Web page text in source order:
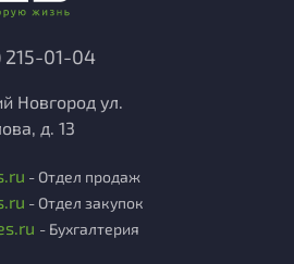
215-01-04
Новгород ул.
д. 13
- Отдел продаж
- Отдел закупок
- Бухгалтерия